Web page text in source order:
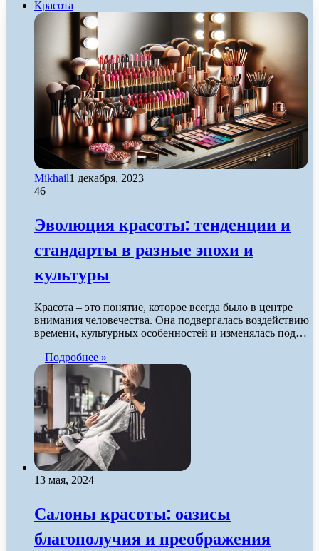
Красота
Mikhail1 декабря, 2023
46
Эволюция красоты: тенденции и
стандарты в разные эпохи и
культуры
Красота – это понятие, которое всегда было в центре
внимания человечества. Она подвергалась воздействию
времени, культурных особенностей и изменялась под…
Подробнее »
13 мая, 2024
Салоны красоты: оазисы
благополучия и преображения